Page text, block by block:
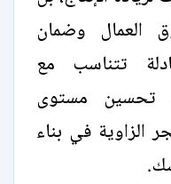
العمال وضمان
تتناسب مع
تحسين مستوى
الزاوية في بناء